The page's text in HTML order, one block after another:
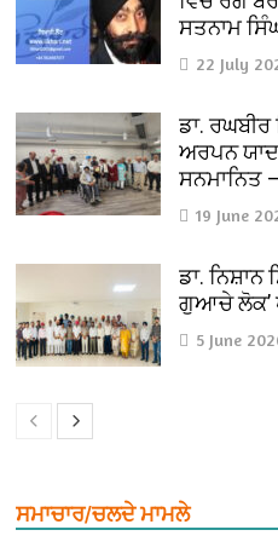
ਸਤਨਾਮ
22 July
ਡਾ.
ਅਰਪਨ
ਸਨਮਾਨਿਤ
19 June
ਡਾ. ਨਿਸ਼ਾਨ
ਗੁਆਚੇ ਲੋਕ’
5 June
ਸਮਾਚਾਰ/ਚਲਦੇ ਮਾਮਲੇ